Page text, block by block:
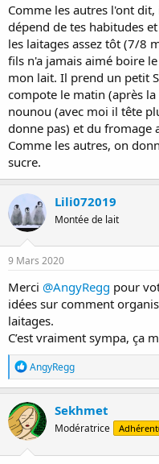
Comme les autres l'ont
dépend de tes habitudes
les laitages assez tôt (7/8
fils n'a jamais aimé boire
mon lait. Il prend un petit
compote le matin (après
nounou (avec moi il tête
donne pas) et du fromage
Comme les autres, on
sucre.
Lili072019
Montée de lait
9 Mars 2020
Merci @AngyRegg pour
idées sur comment
laitages.
C’est vraiment sympa, ça
R
é
a
c
t
i
o
n
AngyRegg
Sekhmet
Modératrice